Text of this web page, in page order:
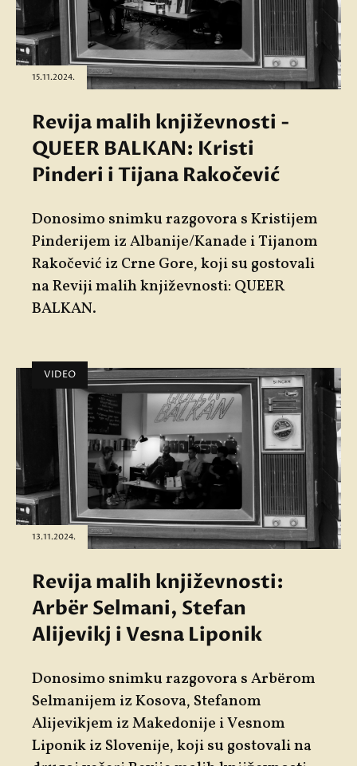
15.11.2024.
Revija malih književnosti -
QUEER BALKAN: Kristi
Pinderi i Tijana Rakočević
Donosimo snimku razgovora sKristijem
Pinderijem iz Albanije/Kanade iTijanom
Rakočević iz Crne Gore, koji su gostovali
naReviji malih književnosti: QUEER
BALKAN.
VIDEO
13.11.2024.
Revija malih književnosti:
Arbër Selmani, Stefan
Alijevikj i Vesna Liponik
Donosimo snimku razgovora sArbërom
Selmanijem iz Kosova, Stefanom
Alijevikjem iz Makedonije iVesnom
Liponikiz Slovenije, koji su gostovali na